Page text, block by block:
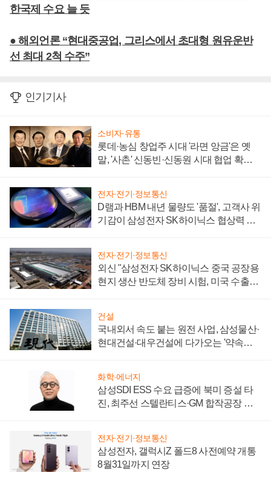
한국제 수요 늘 듯
● 해외언론 “현대중공업, 그리스에서 초대형 원유운반
선 최대 2척 수주”
인기기사
소비자·유통
롯데·농심 창업주 시대 '라면 앙금'은 옛
말, '사촌' 신동빈·신동원 시대 협업 확대
전자·전기·정보통신
D램과 HBM 내년 물량도 '품절', 고객사 위
기감이 삼성전자 SK하이닉스 협상력 더
전자·전기·정보통신
외신 "삼성전자 SK하이닉스 중국 공장용
현지 생산 반도체 장비 시험, 미국 수출통
건설
국내외서 속도 붙는 원전 사업, 삼성물산·
현대건설·대우건설에 다가오는 '약속의
화학·에너지
삼성SDI ESS 수요 급증에 북미 증설 타
진, 최주선 스텔란티스·GM 합작공장 건
전자·전기·정보통신
삼성전자, 갤럭시Z 폴드8 사전예약 개통
8월31일까지 연장